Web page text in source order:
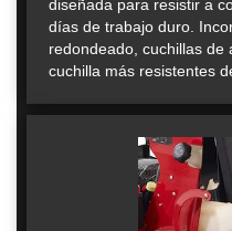
diseñada para resistir a
días de trabajo duro.
redondeado, cuchillas de
cuchilla más resistentes